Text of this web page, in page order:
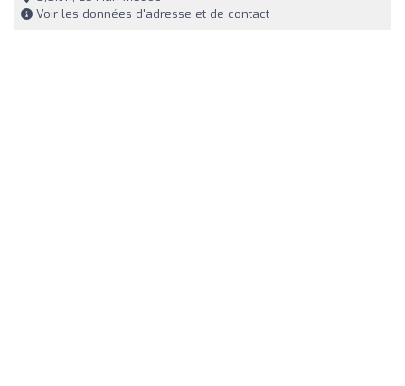
Voir les données d'adresse et de contact